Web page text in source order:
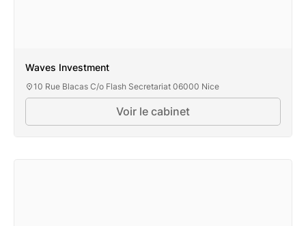
Waves Investment
10 Rue Blacas C/o Flash Secretariat 06000 Nice
Voir le cabinet